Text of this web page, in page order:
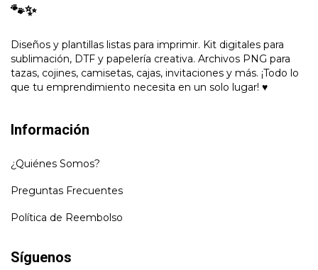
🐾✨
Diseños y plantillas listas para imprimir. Kit digitales para
sublimación, DTF y papelería creativa. Archivos PNG para
tazas, cojines, camisetas, cajas, invitaciones y más. ¡Todo lo
que tu emprendimiento necesita en un solo lugar! ♥
Información
¿Quiénes Somos?
Preguntas Frecuentes
Política de Reembolso
Síguenos